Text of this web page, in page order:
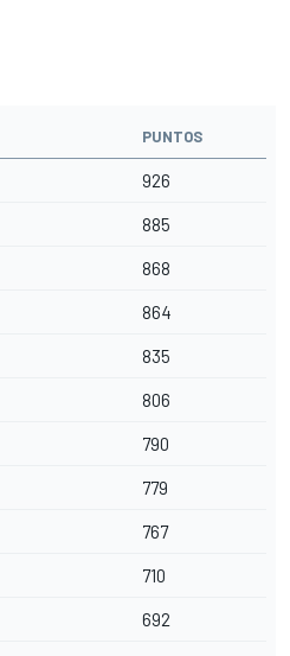
PUNTOS
926
885
868
864
835
806
790
779
767
710
692